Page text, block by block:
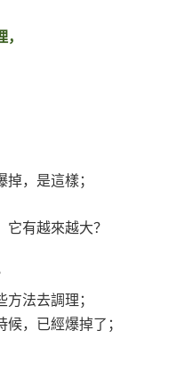
，是這樣；
有越來越大？
法去調理；
，已經爆掉了；